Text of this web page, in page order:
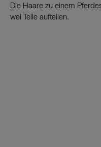
Die Haare zu einem
wei Teile aufteilen.